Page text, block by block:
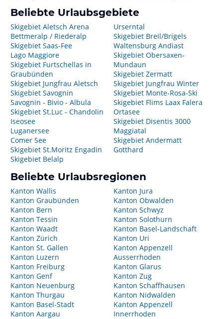
Beliebte Urlaubsgebiete
Skigebiet Aletsch Arena
Bettmeralp / Riederalp
Skigebiet Saas-Fee
Lago Maggiore
Skigebiet Furtschellas in
Graubünden
Skigebiet Jungfrau Aletsch
Skigebiet Savognin
Savognin - Bivio - Albula
Skigebiet St.Luc - Chandolin
Iseosee
Luganersee
Comer See
Skigebiet St.Moritz Engadin
Skigebiet Belalp
Urserntal
Skigebiet Breil/Brigels
Waltensburg Andiast
Skigebiet Obersaxen-
Mundaun
Skigebiet Zermatt
Skigebiet Jungfrau Winter
Skigebiet Monte-Rosa-Ski
Skigebiet Flims Laax Falera
Ortasee
Skigebiet Disentis 3000
Maggiatal
Skigebiet Andermatt
Gotthard
Beliebte Urlaubsregionen
Kanton Wallis
Kanton Graubünden
Kanton Bern
Kanton Tessin
Kanton Waadt
Kanton Zürich
Kanton St. Gallen
Kanton Luzern
Kanton Freiburg
Kanton Genf
Kanton Neuenburg
Kanton Thurgau
Kanton Basel-Stadt
Kanton Aargau
Kanton Jura
Kanton Obwalden
Kanton Schwyz
Kanton Solothurn
Kanton Basel-Landschaft
Kanton Uri
Kanton Appenzell
Ausserrhoden
Kanton Glarus
Kanton Zug
Kanton Schaffhausen
Kanton Nidwalden
Kanton Appenzell
Innerrhoden